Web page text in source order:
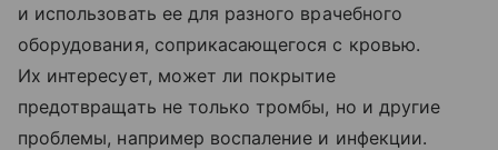
и использовать ее для разного врачебного
оборудования, соприкасающегося с кровью.
Их интересует, может ли покрытие
предотвращать не только тромбы, но и другие
проблемы, например воспаление и инфекции.